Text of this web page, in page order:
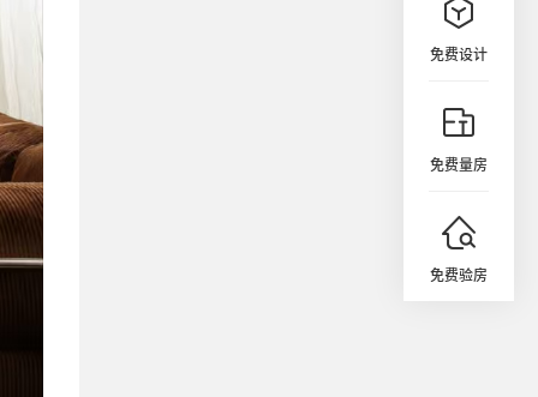
免费设计
免费量房
免费验房